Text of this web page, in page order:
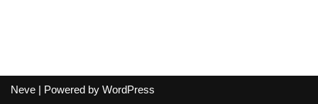
Neve | Powered by WordPress